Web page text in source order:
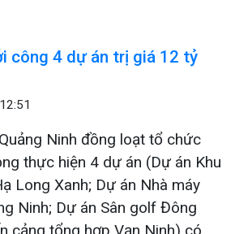
công 4 dự án trị giá 12 tỷ
Ninh đồng loạt tổ chức
thực hiện 4 dự án (Dự án Khu
Long Xanh; Dự án Nhà máy
Ninh; Dự án Sân golf Đông
cảng tổng hợp Vạn Ninh) có